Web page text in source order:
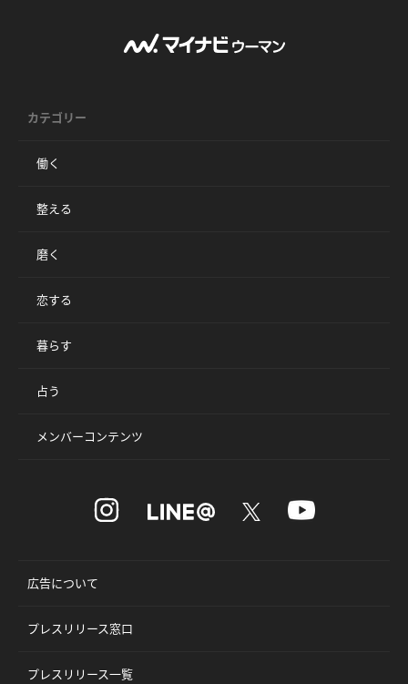
カテゴリー
働く
整える
磨く
恋する
暮らす
占う
メンバーコンテンツ
広告について
プレスリリース窓口
プレスリリース一覧